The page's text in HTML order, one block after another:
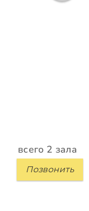
всего 2 зала
Позвонить